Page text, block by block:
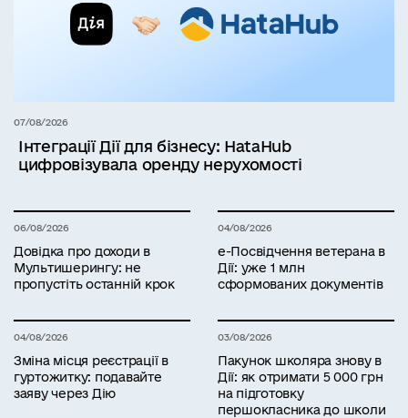
07/08/2026
Інтеграції Дії для бізнесу: HataHub
цифровізувала оренду нерухомості
06/08/2026
Довідка про доходи в
Мультишерингу: не
пропустіть останній крок
04/08/2026
е-Посвідчення ветерана в
Дії: уже 1 млн
сформованих документів
04/08/2026
Зміна місця реєстрації в
гуртожитку: подавайте
заяву через Дію
03/08/2026
Пакунок школяра знову в
Дії: як отримати 5 000 грн
на підготовку
першокласника до школи